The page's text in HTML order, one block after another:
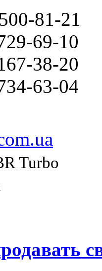
81-21
69-10
38-20
63-04
Turbo